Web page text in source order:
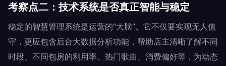
考察点二：技术系统是否真正智能与稳定
稳定的智慧管理系统是运营的“大脑”。它不仅要实现无人值
守，更应包含后台大数据分析功能，帮助店主清晰了解不同
时段、不同包房的利用率、热门歌曲、消费偏好等，为动态